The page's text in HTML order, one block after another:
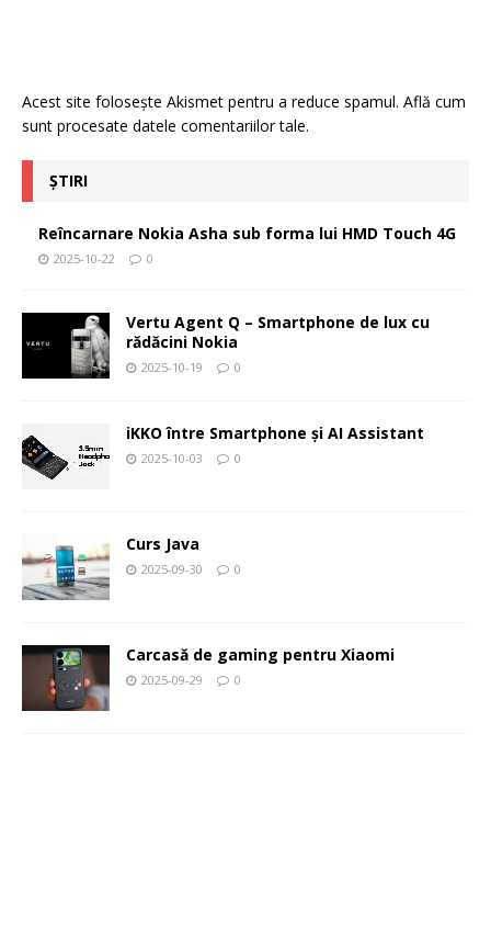
Acest site folosește Akismet pentru a reduce spamul. Află cum
sunt procesate datele comentariilor tale.
ȘTIRI
Reîncarnare Nokia Asha sub forma lui HMD Touch 4G
2025-10-22 0
Vertu Agent Q – Smartphone de lux cu
rădăcini Nokia
2025-10-19 0
iKKO între Smartphone și AI Assistant
2025-10-03 0
Curs Java
2025-09-30 0
Carcasă de gaming pentru Xiaomi
2025-09-29 0